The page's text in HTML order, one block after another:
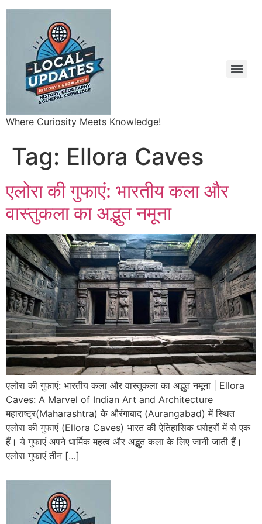
Where Curiosity Meets Knowledge!
Tag: Ellora Caves
एलोरा की गुफाएं: भारतीय कला और
वास्तुकला का अद्भुत नमूना
एलोरा की गुफाएं: भारतीय कला और वास्तुकला का अद्भुत नमूना | Ellora
Caves: A Marvel of Indian Art and Architecture
महाराष्ट्र(Maharashtra) के औरंगाबाद (Aurangabad) में स्थित
एलोरा की गुफाएं (Ellora Caves) भारत की ऐतिहासिक धरोहरों में से एक
हैं। ये गुफाएं अपने धार्मिक महत्व और अद्भुत कला के लिए जानी जाती हैं।
एलोरा गुफाएं तीन […]